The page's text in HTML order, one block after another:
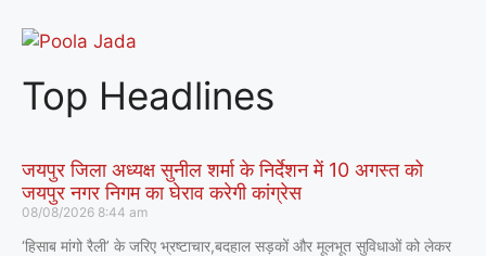
Top Headlines
जयपुर जिला अध्यक्ष सुनील शर्मा के निर्देशन में 10 अगस्त को
जयपुर नगर निगम का घेराव करेगी कांग्रेस
08/08/2026 8:44 am
‘हिसाब मांगो रैली’ के जरिए भ्रष्टाचार,बदहाल सड़कों और मूलभूत सुविधाओं को लेकर